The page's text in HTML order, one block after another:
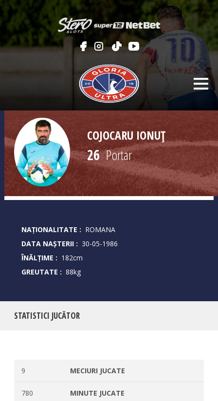
COJOCARU IONUȚ
26 Portar
NAȚIONALITATE : ROMANA
DATA NAȘTERII : 30-05-1986
ÎNĂLȚIME : 182cm
GREUTATE : 88kg
STATISTICI JUCĂTOR
9 MECIURI JUCATE
780 MINUTE JUCATE